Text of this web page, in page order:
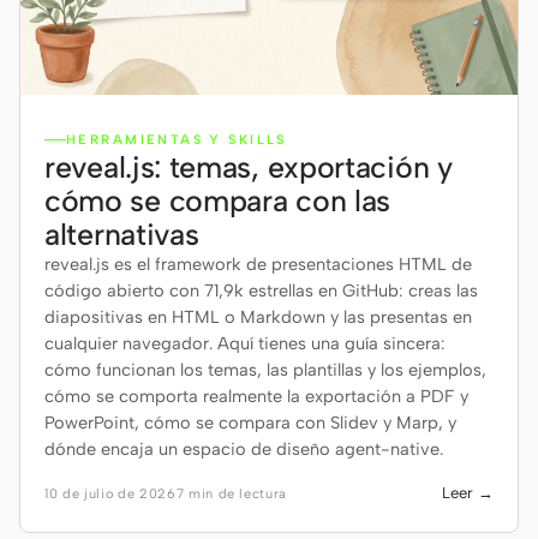
HERRAMIENTAS Y SKILLS
reveal.js: temas, exportación y
cómo se compara con las
alternativas
reveal.js es el framework de presentaciones HTML de
código abierto con 71,9k estrellas en GitHub: creas las
diapositivas en HTML o Markdown y las presentas en
cualquier navegador. Aquí tienes una guía sincera:
cómo funcionan los temas, las plantillas y los ejemplos,
cómo se comporta realmente la exportación a PDF y
PowerPoint, cómo se compara con Slidev y Marp, y
dónde encaja un espacio de diseño agent-native.
10 de julio de 20267 min de lectura Leer →